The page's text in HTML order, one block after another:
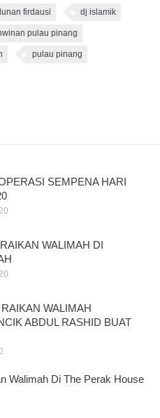
firdausi dj islamik
pulau pinang
pulau pinang
SEMPENA HARI
WALIMAH DI
WALIMAH
ABDUL RASHID BUAT
Walimah Di The Perak House